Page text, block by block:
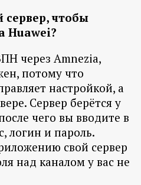
чтобы
Huawei?
через Amnezia,
потому что
настройкой, а
Сервер берётся у
чего вы вводите в
логин и пароль.
свой сервер
над каналом у вас не